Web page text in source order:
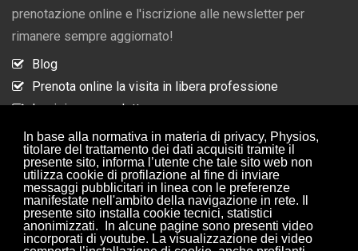
In base alla normativa in materia di privacy, Physios,
titolare del trattamento dei dati acquisiti tramite il
presente sito, informa l’utente che tale sito web non
utilizza cookie di profilazione al fine di inviare
messaggi pubblicitari in linea con le preferenze
manifestate nell'ambito della navigazione in rete. Il
presente sito installa cookie tecnici, statistici
anonimizzati. In alcune pagine sono presenti video
incorporati di youtube. La visualizzazione dei video
prenotazione online e l'iscrizione alle newsletter per
rimanere sempre aggiornato!
Blog
Prenota online la visita in libera professione
Iscrizione newsletter
Collaborazioni
ISCRIZIONE NEWSLETTER
Iscriviti alle nostre newsletter per rimanere sempre